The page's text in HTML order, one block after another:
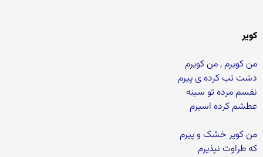
کویر
من کویرم , من کویرم
دشت تب کرده ی پیرم
نفسم مرده تو سینه
عطشم کرده اسیرم
من کویر خشک و پیرم
که طراوت نپذیرم